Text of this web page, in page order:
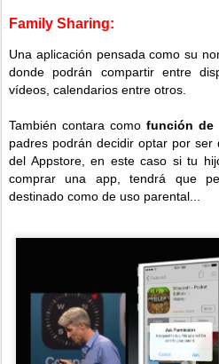
Family Sharing:
Una aplicación pensada como su
donde podrán compartir entre
vídeos, calendarios entre otros.
También contara como función de
padres podrán decidir optar por ser
del Appstore, en este caso si tu
comprar una app, tendrá que
destinado como de uso parental...